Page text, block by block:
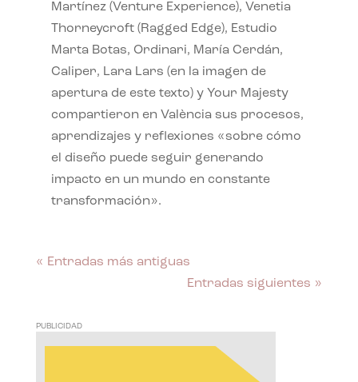
Martínez (Venture Experience), Venetia
Thorneycroft (Ragged Edge), Estudio
Marta Botas, Ordinari, María Cerdán,
Caliper, Lara Lars (en la imagen de
apertura de este texto) y Your Majesty
compartieron en València sus procesos,
aprendizajes y reflexiones «sobre cómo
el diseño puede seguir generando
impacto en un mundo en constante
transformación».
« Entradas más antiguas
Entradas siguientes »
PUBLICIDAD